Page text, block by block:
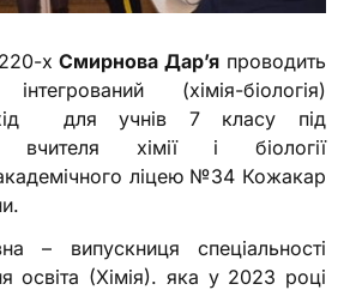
220-хСмирнова Дар’я проводить
(хімія-біологія)
для учнів 7 класу під
вчителя хімії і біології
ліцею №34 Кожакар
– випускниця спеціальності
освіта (Хімія). яка у 2023 році